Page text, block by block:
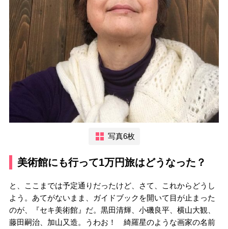
写真6枚
美術館にも行って1万円旅はどうなった？
と、ここまでは予定通りだったけど、さて、これからどうし
よう。あてがないまま、ガイドブックを開いて目が止まった
のが、『セキ美術館』だ。黒田清輝、小磯良平、横山大観、
藤田嗣治、加山又造。うわお！ 綺羅星のような画家の名前